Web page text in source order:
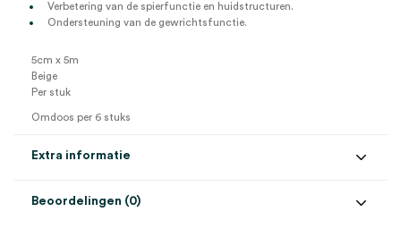
Verbetering van de spierfunctie en huidstructuren.
Ondersteuning van de gewrichtsfunctie.
5cm x 5m
Beige
Per stuk
Omdoos per 6 stuks
Extra informatie
Beoordelingen (0)